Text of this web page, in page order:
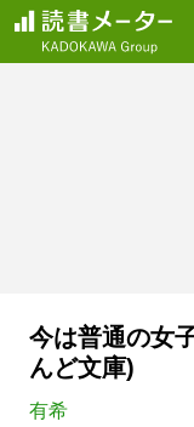
今は普通の女
んど文庫)
有希